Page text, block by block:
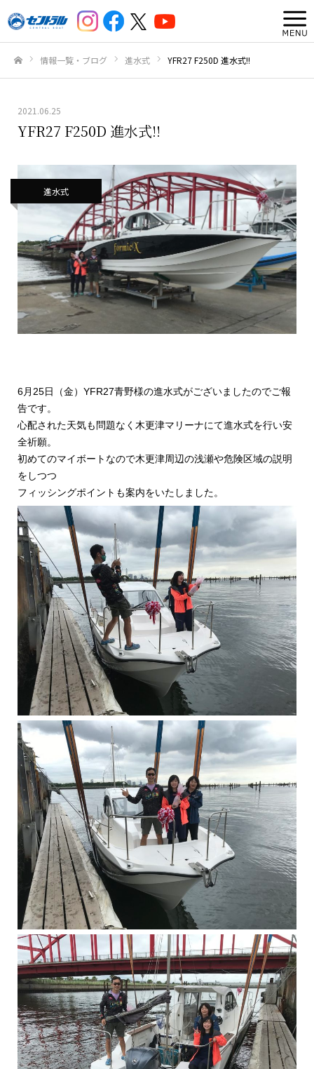
情報一覧・ブログ 進水式 YFR27 F250D 進水式!!
2021.06.25
YFR27 F250D 進水式!!
進水式
6月25日（金）YFR27青野様の進水式がございましたのでご報
告です。
心配された天気も問題なく木更津マリーナにて進水式を行い安
全祈願。
初めてのマイボートなので木更津周辺の浅瀬や危険区域の説明
をしつつ
フィッシングポイントも案内をいたしました。